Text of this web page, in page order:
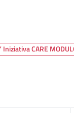
Iniziativa CARE